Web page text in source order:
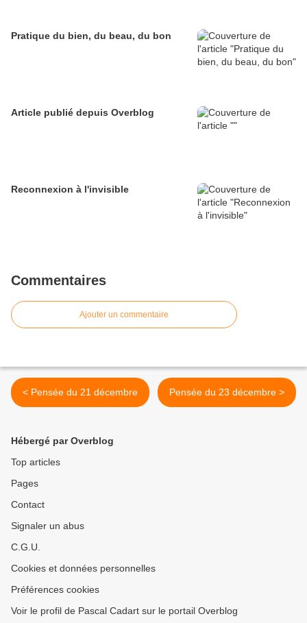
Pratique du bien, du beau, du bon
Article publié depuis Overblog
Reconnexion à l'invisible
Commentaires
Ajouter un commentaire
< Pensée du 21 décembre Pensée du 23 décembre >
Hébergé par Overblog
Top articles
Pages
Contact
Signaler un abus
C.G.U.
Cookies et données personnelles
Préférences cookies
Voir le profil de Pascal Cadart sur le portail Overblog